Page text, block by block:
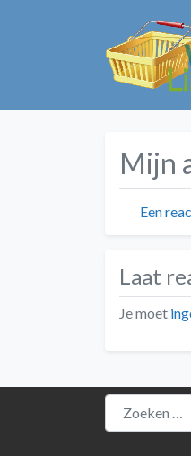
Mijn
Een
Laat
Je moet
Zoeken naar: